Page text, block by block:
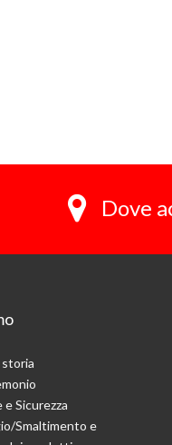
Dove
Sicurezza
Smaltimento e